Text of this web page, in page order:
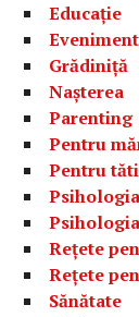
Educație
Grădiniță
Nașterea
Parenting
Pentru
Pentru
Rețete
Rețete
Sănătate